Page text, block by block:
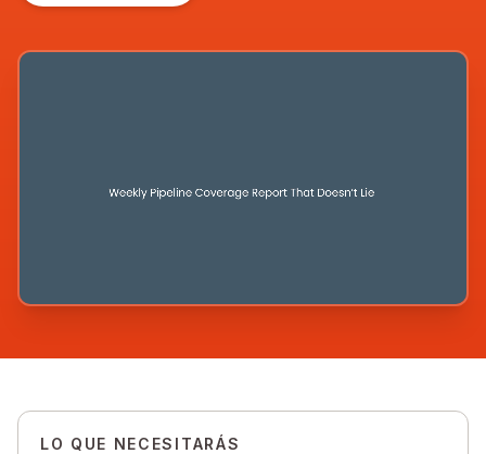
LO QUE NECESITARÁS